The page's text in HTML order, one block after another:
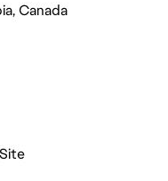
Canada